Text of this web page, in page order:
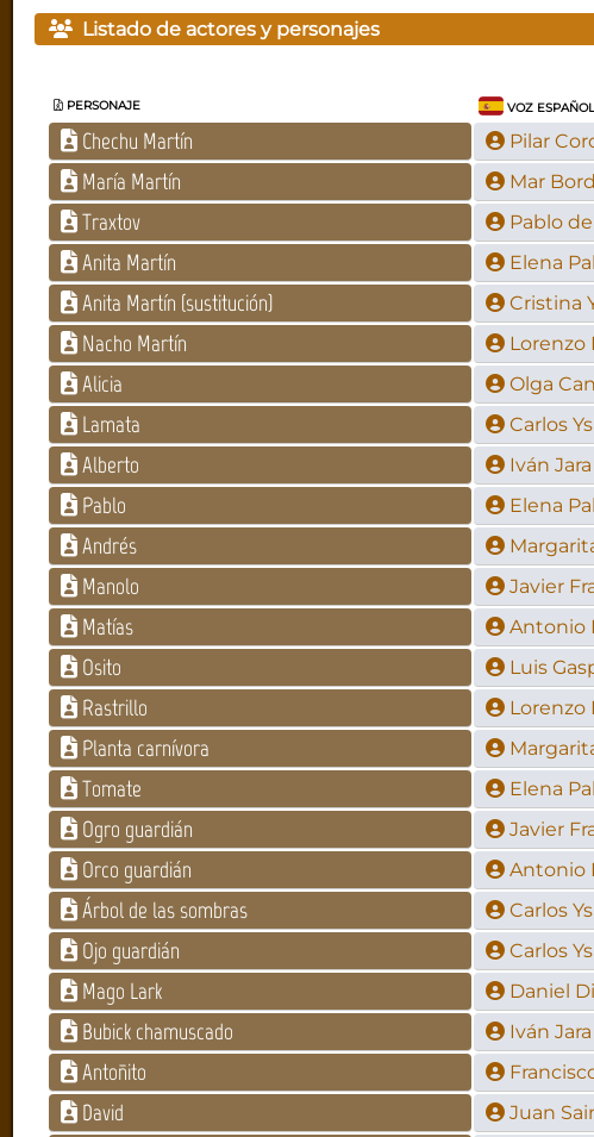
Listado de actores y personajes
PERSONAJE VOZ
Chechu Martín Pilar
María Martín Mar
Traxtov Pablo
Anita Martín Elena
Anita Martín (sustitución) Cristina
Nacho Martín Lorenzo
Alicia Olga
Lamata Carlos
Alberto Iván Jara
Pablo Elena
Andrés
Manolo Javier
Matías Antonio
Osito Luis
Rastrillo Lorenzo
Planta carnívora
Tomate Elena
Ogro guardián Javier
Orco guardián Antonio
Árbol de las sombras Carlos
Ojo guardián Carlos
Mago Lark Daniel
Bubick chamuscado Iván Jara
Antoñito
David Juan